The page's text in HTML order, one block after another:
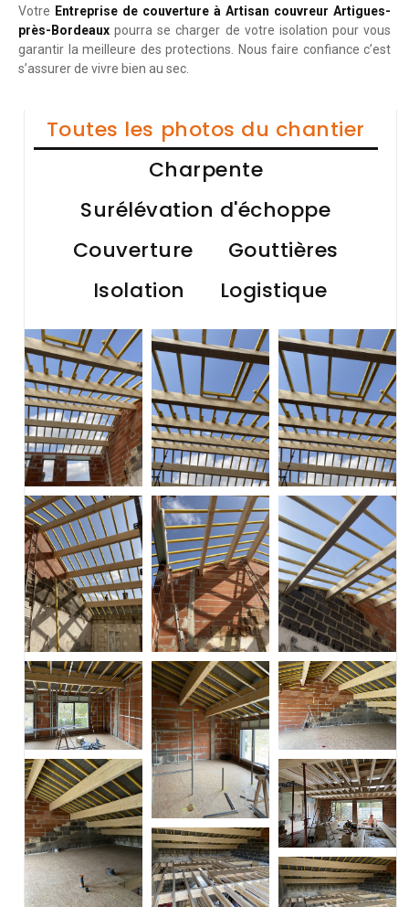
Votre Entreprise de couverture à Artisan couvreur Artigues-
près-Bordeaux pourra se charger de votre isolation pour vous
garantir la meilleure des protections. Nous faire confiance c’est
s’assurer de vivre bien au sec.
Toutes les photos du chantier
Charpente
Surélévation d'échoppe
Couverture
Gouttières
Isolation
Logistique